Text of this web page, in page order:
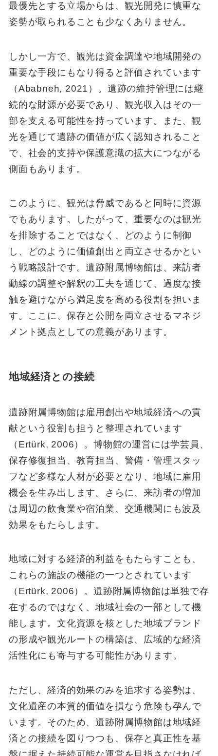
最優先とする立場からは、観光開発に慎重な
姿勢が取られることも少なくありません。
しかし一方で、観光は資金調達や地域開発の
重要な手段にもなり得ると評価されています
（Ababneh, 2021）。遺跡の維持管理には継
続的な財源が必要であり、観光収入はその一
部を支える可能性を持っています。また、観
光を通じて遺跡の価値が広く認知されること
で、社会的支持や保護意識の拡大につながる
側面もあります。
このように、観光は脅威であると同時に資源
でもあります。したがって、重要なのは観光
を排除することではなく、どのように制御
し、どのように価値創出と両立させるかとい
う戦略設計です。遺跡附属博物館は、来訪者
動線の調整や解釈の工夫を通じて、過度な接
触を避けながら満足度を高める役割を担いま
す。ここに、保存と公開を両立させるマネジ
メント拠点としての意義があります。
地域経済との接続
遺跡附属博物館は雇用創出や地域経済への貢
献という役割も担うと整理されています
（Ertürk, 2006）。博物館の運営には学芸員、
保存修復担当、教育担当、警備・管理スタッ
フなど多様な人材が必要となり、地域に雇用
機会を生み出します。さらに、来訪者の増加
は周辺の飲食業や宿泊業、交通機関にも波及
効果をもたらします。
地域に対する経済的利益をもたらすことも、
これらの施設の機能の一つとされています
（Ertürk, 2006）。遺跡附属博物館は単独で存
在するのではなく、地域社会の一部として機
能します。文化資源を核とした地域ブランド
の形成や観光ルートの構築は、広域的な経済
活性化にも寄与する可能性があります。
ただし、経済的効果のみを追求する姿勢は、
文化遺産の本質的価値を損なう危険も孕んで
います。そのため、遺跡附属博物館は地域経
済との接続を図りつつも、保存と真正性を基